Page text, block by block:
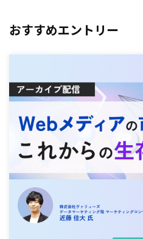
おすすめエントリー